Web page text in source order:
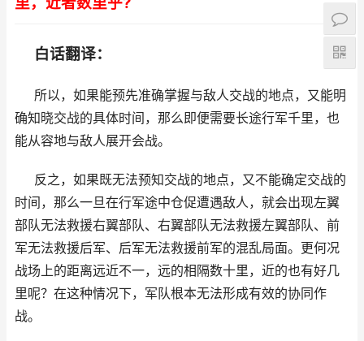
白话翻译：
所以，如果能预先准确掌握与敌人交战的地点，又能明
确知晓交战的具体时间，那么即便需要长途行军千里，也
能从容地与敌人展开会战。
反之，如果既无法预知交战的地点，又不能确定交战的
时间，那么一旦在行军途中仓促遭遇敌人，就会出现左翼
部队无法救援右翼部队、右翼部队无法救援左翼部队、前
军无法救援后军、后军无法救援前军的混乱局面。更何况
战场上的距离远近不一，远的相隔数十里，近的也有好几
里呢？在这种情况下，军队根本无法形成有效的协同作
战。